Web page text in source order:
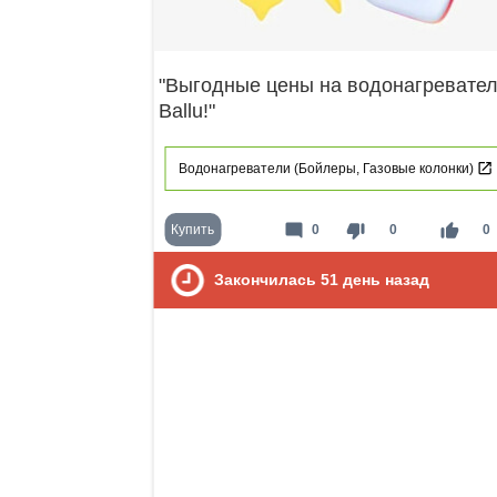
"Выгодные цены на
Ballu!"
Водонагреватели (Бойлеры, Газовые колонки)
Купить thumb_down 0 thumb_up 0
mode_comment 0
Закончилась 51 день назад